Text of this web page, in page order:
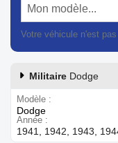
Mon modèle...
Votre véhicule n'est
Militaire Dodge
Modèle
Dodge
Année
1941, 1942, 1943,